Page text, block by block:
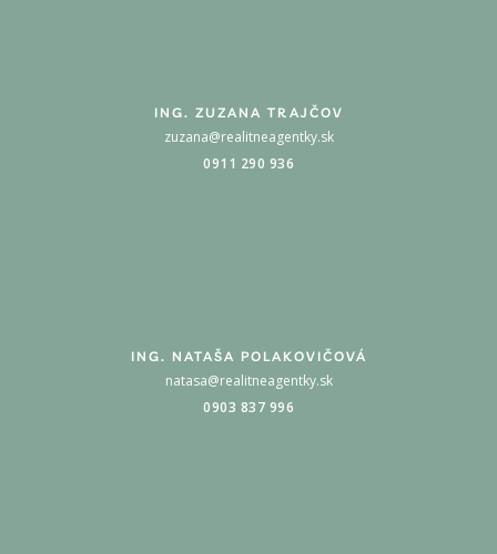
ING. ZUZANA TRAJČOV
zuzana@realitneagentky.sk
0911 290 936
ING. NATAŠA POLAKOVIČOVÁ
natasa@realitneagentky.sk
0903 837 996